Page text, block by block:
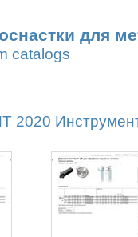
для
catalogs
2020